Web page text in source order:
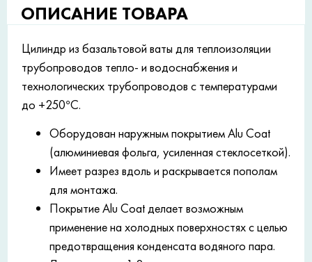
ОПИСАНИЕ ТОВАРА
Цилиндр из базальтовой ваты для теплоизоляции
трубопроводов тепло- и водоснабжения и
технологических трубопроводов с температурами
до +250°С.
Оборудован наружным покрытием Alu Coat
(алюминиевая фольга, усиленная стеклосеткой).
Имеет разрез вдоль и раскрывается пополам
для монтажа.
Покрытие Alu Coat делает возможным
применение на холодных поверхностях с целью
предотвращения конденсата водяного пара.